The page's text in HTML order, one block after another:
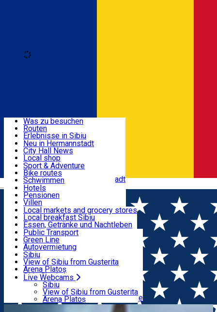
Română
Nützliche informationen
Aktivitäten & Abenteuer
Unterkunft
Essen, Getränke & Nachtleben
Transport & Parken
Live Webcams
Was zu besuchen
Routen
Erlebnisse in Sibiu
Podcast
Kultur
Museen
Kirchen
Parks, Zoo
Im Umkreis von Hermannstadt
Neu in Hermannstadt
City Hall News
Local shop
Sibiu Handwerker
Sibiul Verde
Public services
Bildung
Wie komme ich nach Sibiu?
Touristeninfo
Reiseführer
Guided tours
Local publication
Schönheitssalon
Sport & Adventure
Bike routes
Schwimmen
Reiten
Fitnessstudio
Loc de joacă indoor
Loc de joacă outdoor
Ski
Eislaufen
Yoga
Hotels
Pensionen
Villen
Hostels
Motels
Camping
Zimmer zu vermieten
Wohnungen
Unterkunft außerhalb von Sibiu
Local markets and grocery stores
Local breakfast Sibiu
Essen, Getränke und Nachtleben
Pizza
Fast Food
Kaffeestube
Konditorei
Pub, Bar
Nachtclubs
Bäckerei
Public Transport
Green Line
Autovermietung
Fahrad verleih
Scooter rentals
Taxi
Ride Sharing
Park-Tickets
Parkplätze
Ladestationen für Elektrofahrzeuge
Sibiu
View of Sibiu from Gusterita
Arena Platoș
Live Webcams
Sibiu
View of Sibiu from Gusterita
Arena Platoș
Home Places
Perfekte Teehäuser in Sibiu für kühle